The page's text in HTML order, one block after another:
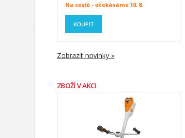
Na cestě - očekáváme 10. 8.
KOUPIT
Zobrazit novinky »
ZBOŽÍ V AKCI